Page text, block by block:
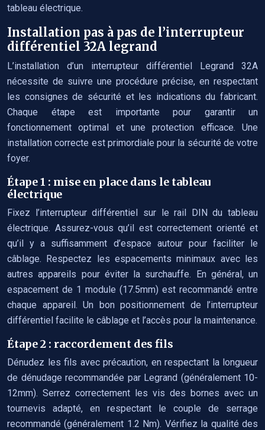
tableau électrique.
Installation pas à pas de l’interrupteur
différentiel 32A legrand
L’installation d’un interrupteur différentiel Legrand 32A
nécessite de suivre une procédure précise, en respectant
les consignes de sécurité et les indications du fabricant.
Chaque étape est importante pour garantir un
fonctionnement optimal et une protection efficace. Une
installation correcte est primordiale pour la sécurité de votre
foyer.
Étape 1 : mise en place dans le tableau
électrique
Fixez l’interrupteur différentiel sur le rail DIN du tableau
électrique. Assurez-vous qu’il est correctement orienté et
qu’il y a suffisamment d’espace autour pour faciliter le
câblage. Respectez les espacements minimaux avec les
autres appareils pour éviter la surchauffe. En général, un
espacement de 1 module (17.5mm) est recommandé entre
chaque appareil. Un bon positionnement de l’interrupteur
différentiel facilite le câblage et l’accès pour la maintenance.
Étape 2 : raccordement des fils
Dénudez les fils avec précaution, en respectant la longueur
de dénudage recommandée par Legrand (généralement 10-
12mm). Serrez correctement les vis des bornes avec un
tournevis adapté, en respectant le couple de serrage
recommandé (généralement 1.2 Nm). Vérifiez la qualité des